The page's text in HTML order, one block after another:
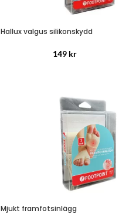
Hallux valgus silikonskydd
149 kr
Mjukt framfotsinlägg